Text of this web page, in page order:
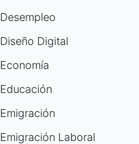
Desempleo
Diseño Digital
Economía
Educación
Emigración
Emigración Laboral